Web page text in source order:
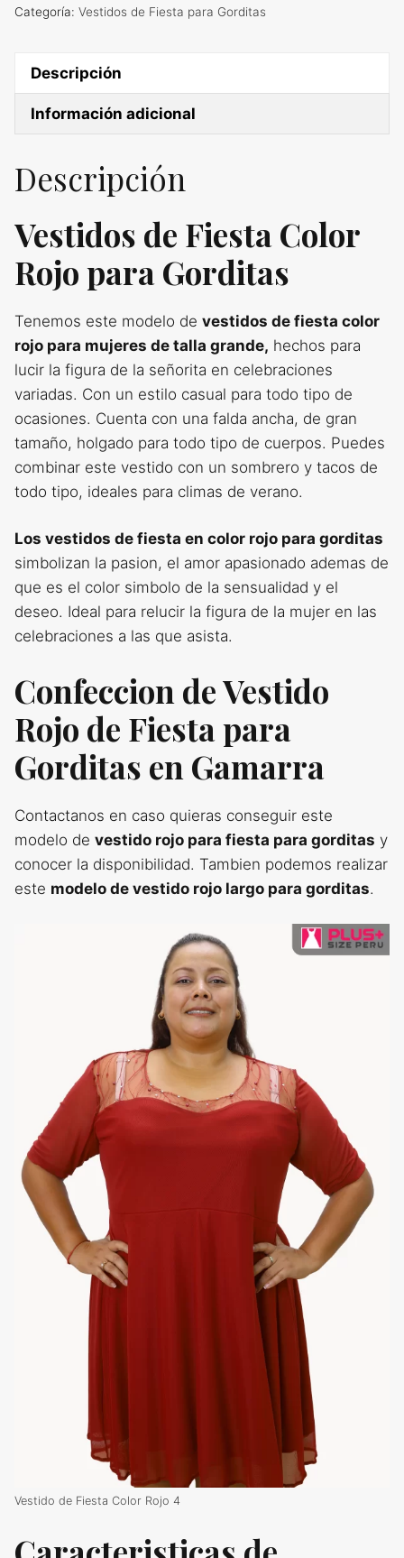
Categoría: Vestidos de Fiesta para Gorditas
Descripción
Información adicional
Descripción
Vestidos de Fiesta Color
Rojo para Gorditas
Tenemos este modelo de vestidos de fiesta color
rojo para mujeres de talla grande, hechos para
lucir la figura de la señorita en celebraciones
variadas. Con un estilo casual para todo tipo de
ocasiones. Cuenta con una falda ancha, de gran
tamaño, holgado para todo tipo de cuerpos. Puedes
combinar este vestido con un sombrero y tacos de
todo tipo, ideales para climas de verano.
Los vestidos de fiesta en color rojo para gorditas
simbolizan la pasion, el amor apasionado ademas de
que es el color simbolo de la sensualidad y el
deseo. Ideal para relucir la figura de la mujer en las
celebraciones a las que asista.
Confeccion de Vestido
Rojo de Fiesta para
Gorditas en Gamarra
Contactanos en caso quieras conseguir este
modelo de vestido rojo para fiesta para gorditas y
conocer la disponibilidad. Tambien podemos realizar
este modelo de vestido rojo largo para gorditas.
Vestido de Fiesta Color Rojo 4